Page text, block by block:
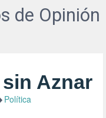
de Opinión
Aznar
Política